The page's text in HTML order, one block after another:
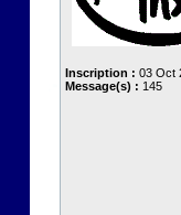
Inscription : 03 Oct
Message(s) : 145